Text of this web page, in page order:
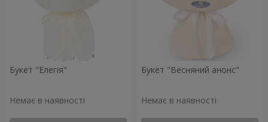
Букет "Елегія"
Немає в наявності
Букет "Весняний анонс"
Немає в наявності